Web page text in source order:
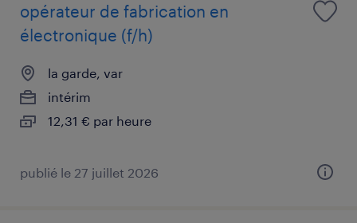
opérateur de fabrication en
électronique (f/h)
la garde, var
intérim
12,31 € par heure
publié le 27 juillet 2026